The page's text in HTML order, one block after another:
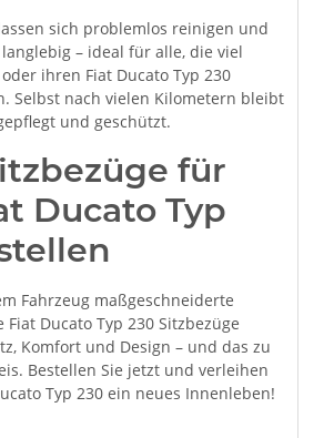
sich problemlos reinigen und
– ideal für alle, die viel
ihren Fiat Ducato Typ 230
Selbst nach vielen Kilometern bleibt
und geschützt.
für
Ducato Typ
Fahrzeug maßgeschneiderte
Ducato Typ 230 Sitzbezüge
Komfort und Design – und das zu
Bestellen Sie jetzt und verleihen
Typ 230 ein neues Innenleben!